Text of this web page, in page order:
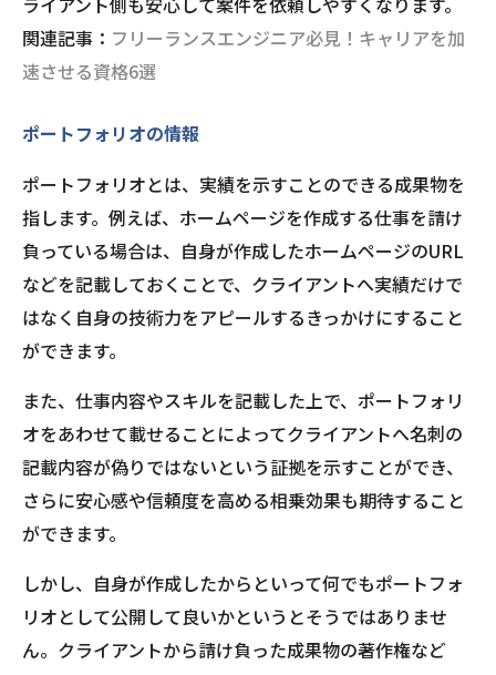
関連記事： フリーランスエンジニア必見！キャリアを加
速させる資格6選
ポートフォリオの情報
ポートフォリオとは、実績を示すことのできる成果物を
指します。例えば、ホームページを作成する仕事を請け
負っている場合は、自身が作成したホームページのURL
などを記載しておくことで、クライアントへ実績だけで
はなく自身の技術力をアピールするきっかけにすること
ができます。
また、仕事内容やスキルを記載した上で、ポートフォリ
オをあわせて載せることによってクライアントへ名刺の
記載内容が偽りではないという証拠を示すことができ、
さらに安心感や信頼度を高める相乗効果も期待すること
ができます。
しかし、自身が作成したからといって何でもポートフォ
リオとして公開して良いかというとそうではありませ
ん。クライアントから請け負った成果物の著作権など